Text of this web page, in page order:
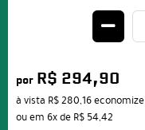
por R$ 294,90
à vista R$ 280,16economize
ou em 6xde R$ 54,42